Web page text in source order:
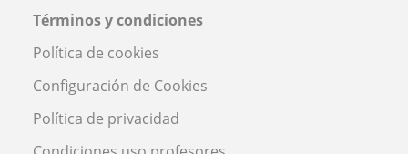
Términos y condiciones
Política de cookies
Configuración de Cookies
Política de privacidad